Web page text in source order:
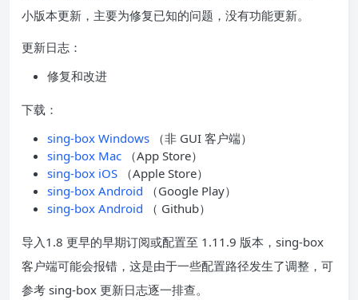
小版本更新，主要为修复已知的问题，没有功能更新。
更新日志：
修复和改进
下载：
sing-box Windows （非 GUI 客户端）
sing-box Mac （App Store）
sing-box iOS （Apple Store）
sing-box Android （Google Play）
sing-box Android
（ Github）
导入1.8 更早的早期订阅或配置至 1.11.9 版本，sing-box
客户端可能会报错，这是由于一些配置路径发生了调整，可
参考 sing-box 更新日志逐一排查。